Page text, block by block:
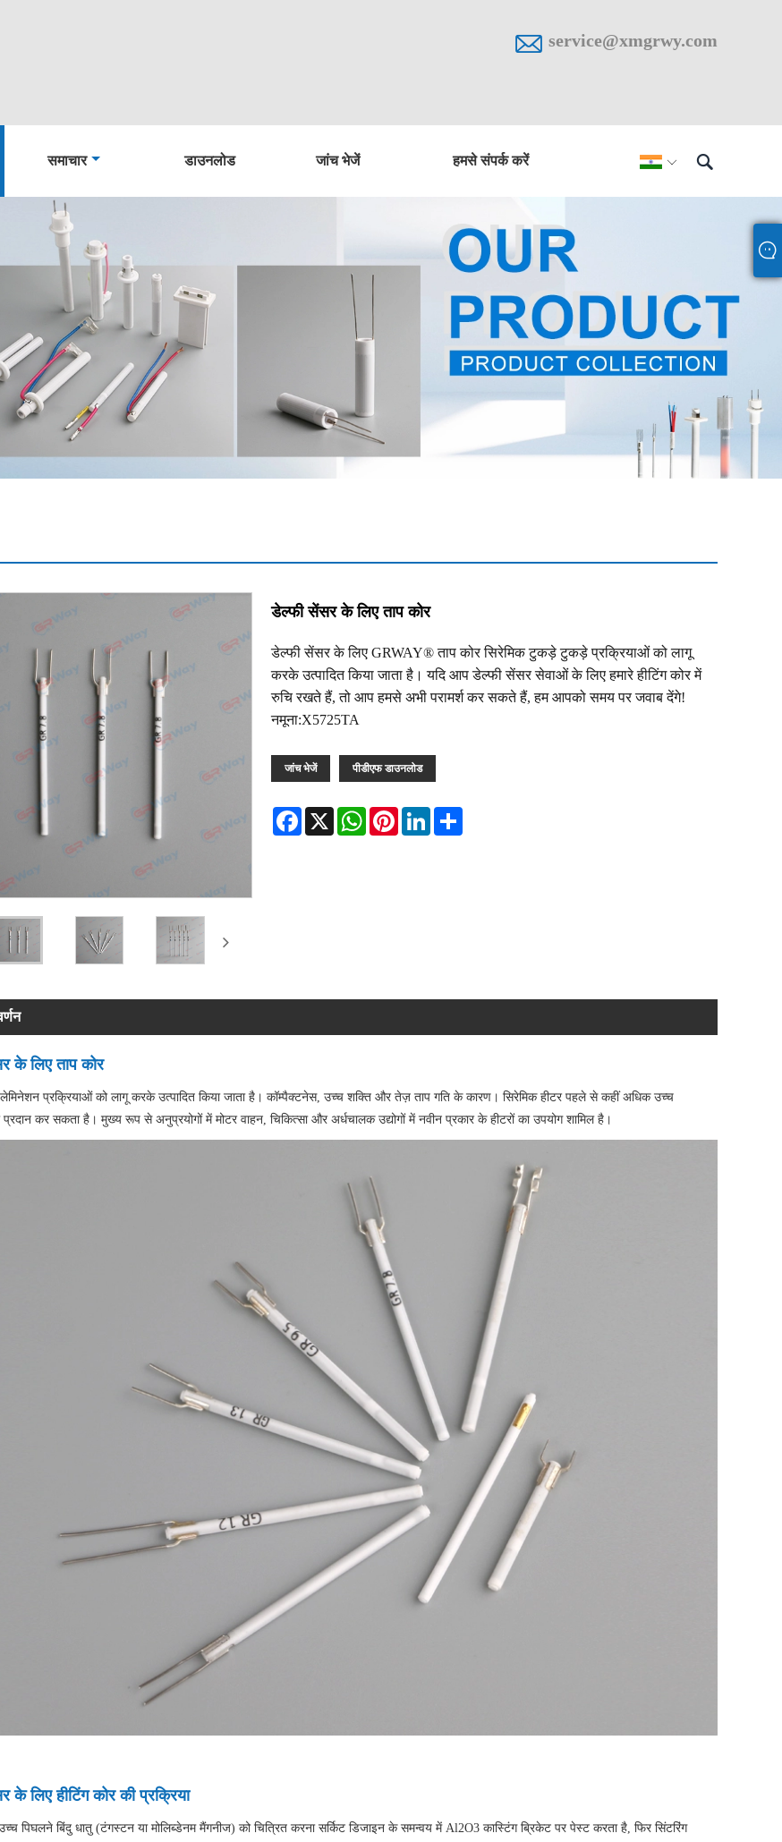
 service@xmgrwy.com
 
समाचार डाउनलोड जांच भेजें हमसे संपर्क करें
डेल्फी सेंसर के लिए ताप कोर
डेल्फी सेंसर के लिए GRWAY® ताप कोर सिरेमिक टुकड़े टुकड़े प्रक्रियाओं को लागू
करके उत्पादित किया जाता है। यदि आप डेल्फी सेंसर सेवाओं के लिए हमारे हीटिंग कोर में
रुचि रखते हैं, तो आप हमसे अभी परामर्श कर सकते हैं, हम आपको समय पर जवाब देंगे!
नमूना:X5725TA
जांच भेजें पीडीएफ डाउनलोड
Facebook
X WhatsAppPinterestLinkedInShare
के लिए ताप कोर
लेमिनेशन प्रक्रियाओं को लागू करके उत्पादित किया जाता है। कॉम्पैक्टनेस, उच्च शक्ति और तेज़ ताप गति के कारण। सिरेमिक हीटर पहले से कहीं अधिक उच्च
प्रदान कर सकता है। मुख्य रूप से अनुप्रयोगों में मोटर वाहन, चिकित्सा और अर्धचालक उद्योगों में नवीन प्रकार के हीटरों का उपयोग शामिल है।
के लिए हीटिंग कोर की प्रक्रिया
पिघलने बिंदु धातु (टंगस्टन या मोलिब्डेनम मैंगनीज) को चित्रित करना सर्किट डिजाइन के समन्वय में Al2O3 कास्टिंग ब्रिकेट पर पेस्ट करता है, फिर सिंटरिंग